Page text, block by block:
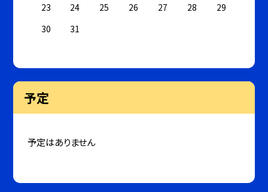
23
24 25 26 27 28
29
30
31
予定
予定はありません